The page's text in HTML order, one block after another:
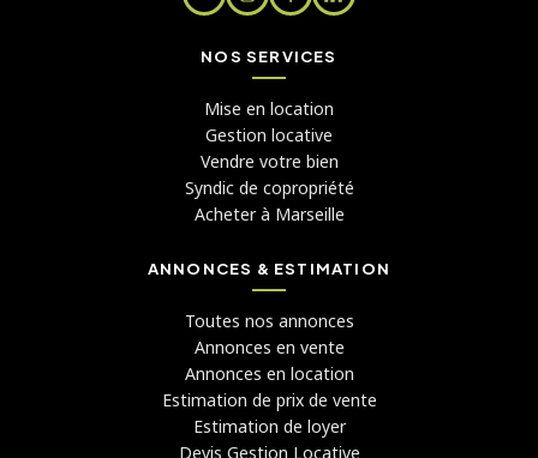
NOS SERVICES
Mise en location
Gestion locative
Vendre votre bien
Syndic de copropriété
Acheter à Marseille
ANNONCES & ESTIMATION
Toutes nos annonces
Annonces en vente
Annonces en location
Estimation de prix de vente
Estimation de loyer
Devis Gestion Locative